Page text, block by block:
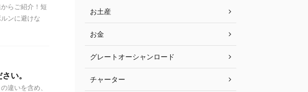
らご紹介！短
ンに避けな
い。
違いを含め、
お土産
お金
グレートオーシャンロード
チャーター